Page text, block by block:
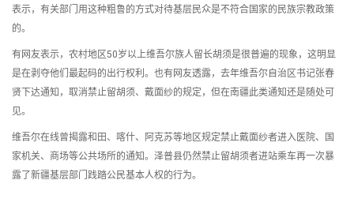
表示，有关部门用这种粗鲁的方式对待基层民众是不符合国家的民族宗教政策
的。
有网友表示，农村地区50岁以上维吾尔族人留长胡须是很普遍的现象，这明显
是在剥夺他们最起码的出行权利。也有网友透露，去年维吾尔自治区书记张春
贤下达通知，取消禁止留胡须、戴面纱的规定，但在南疆此类通知还是随处可
见。
维吾尔在线曾揭露和田、喀什、阿克苏等地区规定禁止戴面纱者进入医院、国
家机关、商场等公共场所的通知。泽普县仍然禁止留胡须者进站乘车再一次暴
露了新疆基层部门践踏公民基本人权的行为。